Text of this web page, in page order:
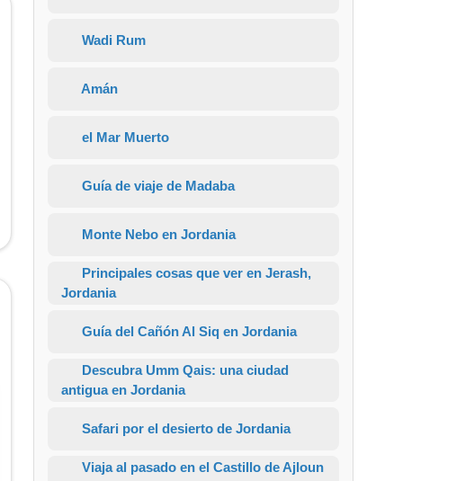
Wadi Rum
Amán
el Mar Muerto
Guía de viaje de Madaba
Monte Nebo en Jordania
Principales cosas que ver en Jerash,
Jordania
Guía del Cañón Al Siq en Jordania
Descubra Umm Qais: una ciudad
antigua en Jordania
Safari por el desierto de Jordania
Viaja al pasado en el Castillo de Ajloun